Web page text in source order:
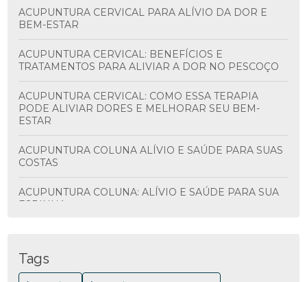
ACUPUNTURA CERVICAL PARA ALÍVIO DA DOR E
BEM-ESTAR
ACUPUNTURA CERVICAL: BENEFÍCIOS E
TRATAMENTOS PARA ALIVIAR A DOR NO PESCOÇO
ACUPUNTURA CERVICAL: COMO ESSA TERAPIA
PODE ALIVIAR DORES E MELHORAR SEU BEM-
ESTAR
ACUPUNTURA COLUNA ALÍVIO E SAÚDE PARA SUAS
COSTAS
ACUPUNTURA COLUNA: ALÍVIO E SAÚDE PARA SUA
ESPINHA
ACUPUNTURA COLUNA: BENEFÍCIOS E COMO
Tags